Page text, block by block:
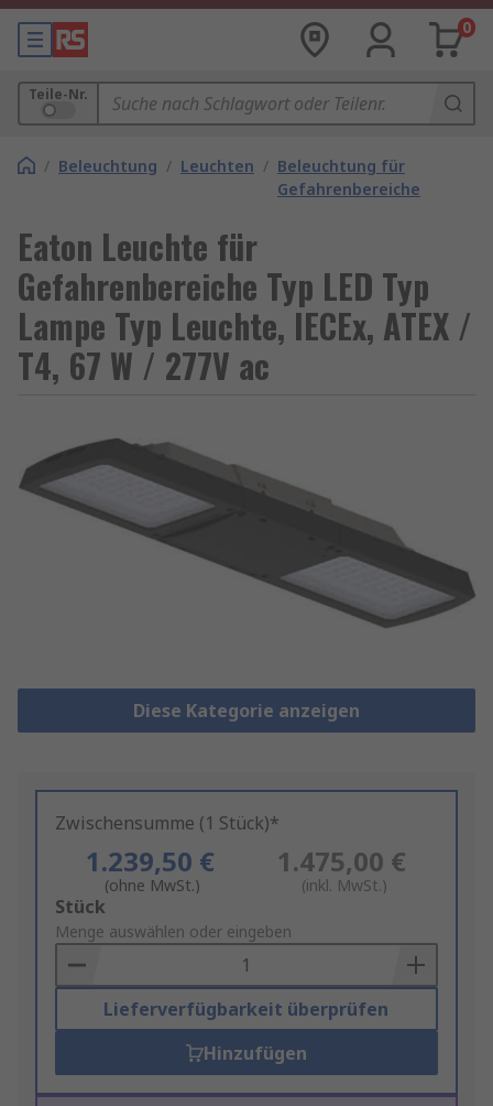
0
Teile-Nr.
/ Beleuchtung / Leuchten / Beleuchtung für
Gefahrenbereiche
Eaton Leuchte für
Gefahrenbereiche Typ LED Typ
Lampe Typ Leuchte, IECEx, ATEX /
T4, 67 W / 277V ac
Diese Kategorie anzeigen
Zwischensumme (1 Stück)*
1.239,50 €
(ohne MwSt.)
1.475,00 €
(inkl. MwSt.)
Add
to
Basket
Stück
Menge auswählen oder eingeben
Lieferverfügbarkeit überprüfen
Hinzufügen